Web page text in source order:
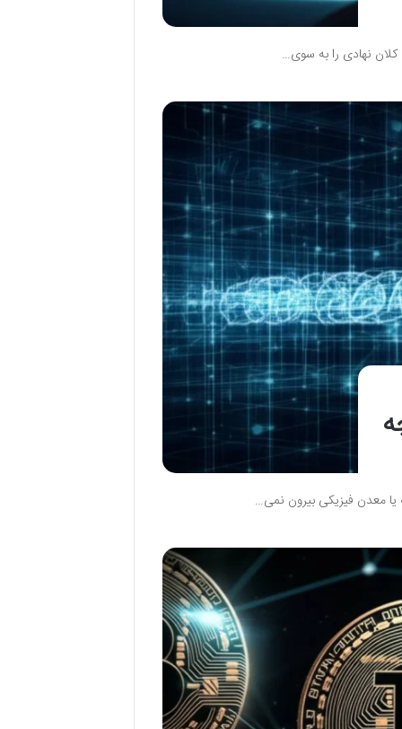
کلان نهادی را به سوی…
یا معدن فیزیکی بیرون نمی…